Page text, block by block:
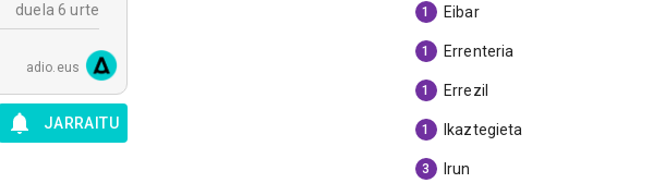
duela 6 urte
adio.eus
JARRAITU
1 Eibar
1 Errenteria
1 Errezil
1 Ikaztegieta
3 Irun